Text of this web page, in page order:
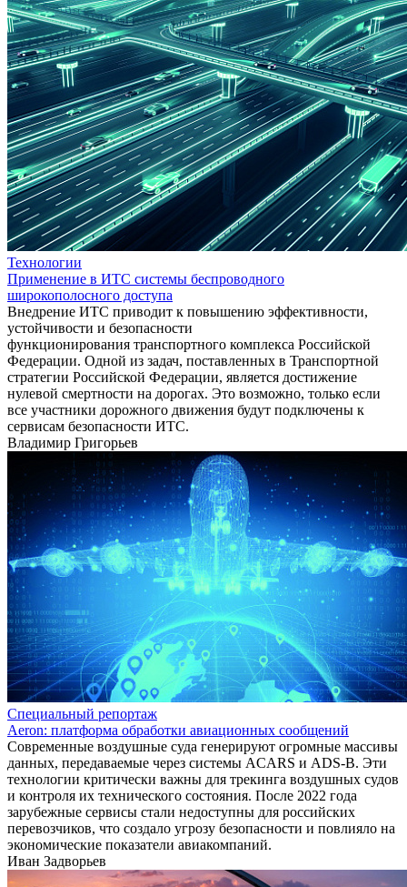
Технологии
Применение в ИТС системы беспроводного
широкополосного доступа
Внедрение ИТС приводит к повышению эффективности,
устойчивости и безопасности
функционирования транспортного комплекса Российской
Федерации. Одной из задач, поставленных в Транспортной
стратегии Российской Федерации, является достижение
нулевой смертности на дорогах. Это возможно, только если
все участники дорожного движения будут подключены к
сервисам безопасности ИТС.
Владимир Григорьев
Специальный репортаж
Aeron: платформа обработки авиационных сообщений
Современные воздушные суда генерируют огромные массивы
данных, передаваемые через системы ACARS и ADS-B. Эти
технологии критически важны для трекинга воздушных судов
и контроля их технического состояния. После 2022 года
зарубежные сервисы стали недоступны для российских
перевозчиков, что создало угрозу безопасности и повлияло на
экономические показатели авиакомпаний.
Иван Задворьев